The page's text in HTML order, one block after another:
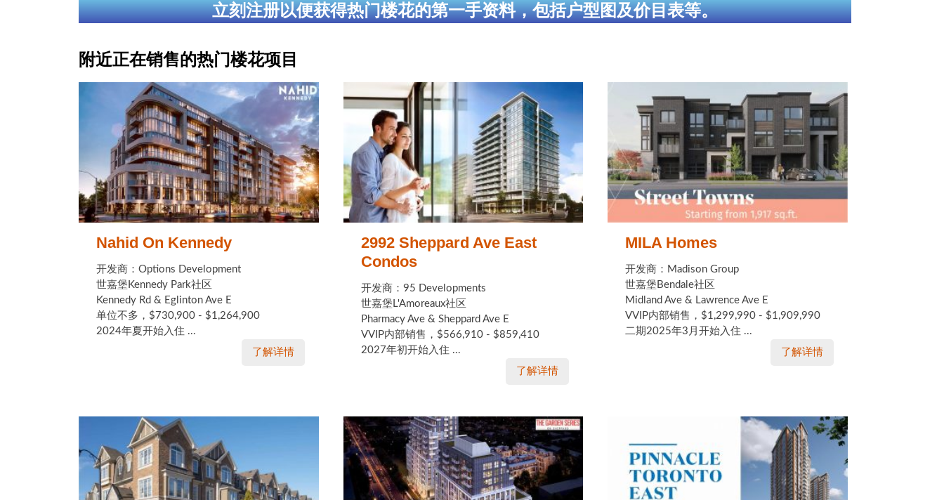
立刻注册以便获得热门楼花的第一手资料，包括户型图及价目表等。
附近正在销售的热门楼花项目
Nahid On Kennedy
开发商：Options Development
世嘉堡Kennedy Park社区
Kennedy Rd & Eglinton Ave E
单位不多，$730,900 - $1,264,900
2024年夏开始入住 ...
了解详情
2992 Sheppard Ave East
Condos
开发商：95 Developments
世嘉堡L'Amoreaux社区
Pharmacy Ave & Sheppard Ave E
VVIP内部销售，$566,910 - $859,410
2027年初开始入住 ...
了解详情
MILA Homes
开发商：Madison Group
世嘉堡Bendale社区
Midland Ave & Lawrence Ave E
VVIP内部销售，$1,299,990 - $1,909,990
二期2025年3月开始入住 ...
了解详情